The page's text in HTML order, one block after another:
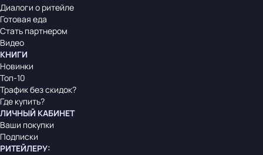
Диалоги о ритейле
Готовая еда
Стать партнером
Видео
КНИГИ
Новинки
Топ-10
Трафик без скидок?
Где купить?
ЛИЧНЫЙ КАБИНЕТ
Ваши покупки
Подписки
РИТЕЙЛЕРУ: